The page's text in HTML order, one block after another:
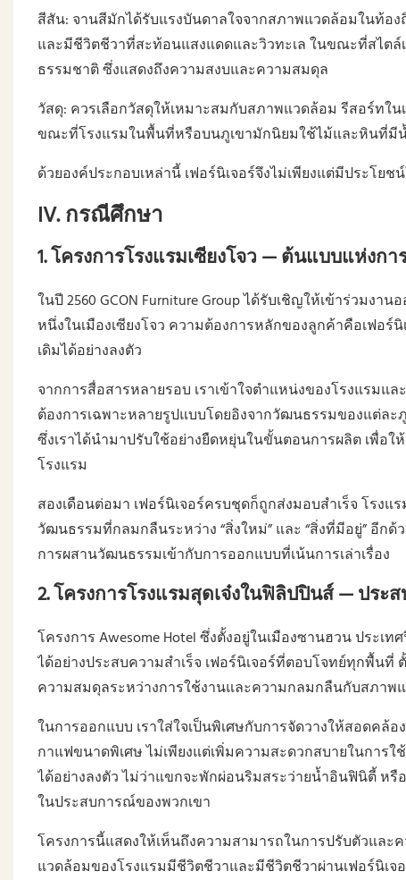
สีสัน: จานสีมักได้รับแรงบันดาลใจจากสภาพแวดล้อมในท้อง
และมีชีวิตชีวาที่สะท้อนแสงแดดและวิวทะเล ในขณะที่สไต
ธรรมชาติ ซึ่งแสดงถึงความสงบและความสมดุล
วัสดุ: ควรเลือกวัสดุให้เหมาะสมกับสภาพแวดล้อม รีสอร์ทใ
ขณะที่โรงแรมในพื้นที่หรือบนภูเขามักนิยมใช้ไม้และหินที่มี
ด้วยองค์ประกอบเหล่านี้ เฟอร์นิเจอร์จึงไม่เพียงแต่มีประโย
IV. กรณีศึกษา
1. โครงการโรงแรมเซียงโจว — ต้นแบบแห่งก
ในปี 2560 GCON Furniture Group ได้รับเชิญให้เข้าร่วมง
หนึ่งในเมืองเซียงโจว ความต้องการหลักของลูกค้าคือเฟอ
เดิมได้อย่างลงตัว
จากการสื่อสารหลายรอบ เราเข้าใจตำแหน่งของโรงแรม
ต้องการเฉพาะหลายรูปแบบโดยอิงจากวัฒนธรรมของแต่ล
ซึ่งเราได้นำมาปรับใช้อย่างยืดหยุ่นในขั้นตอนการผลิต เพื่อ
โรงแรม
สองเดือนต่อมา เฟอร์นิเจอร์ครบชุดก็ถูกส่งมอบสำเร็จ โรง
วัฒนธรรมที่กลมกลืนระหว่าง “สิ่งใหม่” และ “สิ่งที่มีอยู่” อีก
การผสานวัฒนธรรมเข้ากับการออกแบบที่เน้นการเล่าเรื่อง
2. โครงการโรงแรมสุดเจ๋งในฟิลิปปินส์ — ปร
โครงการ Awesome Hotel ซึ่งตั้งอยู่ในเมืองซานฮวน ประ
ได้อย่างประสบความสำเร็จ เฟอร์นิเจอร์ที่ตอบโจทย์ทุกพื้น
ความสมดุลระหว่างการใช้งานและความกลมกลืนกับสภาพ
ในการออกแบบ เราใส่ใจเป็นพิเศษกับการจัดวางให้สอด
กาแฟขนาดพิเศษ ไม่เพียงแต่เพิ่มความสะดวกสบายในการ
ได้อย่างลงตัว ไม่ว่าแขกจะพักผ่อนริมสระว่ายน้ำอินฟินิตี้ ห
ในประสบการณ์ของพวกเขา
โครงการนี้แสดงให้เห็นถึงความสามารถในการปรับตัวแล
แวดล้อมของโรงแรมมีชีวิตชีวาและมีชีวิตชีวาผ่านเฟอร์นิเจ